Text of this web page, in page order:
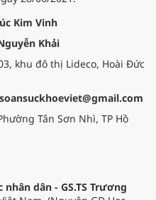
Kim Vinh
Khải
khu đô thị Lideco, Hoài Đức
Tân Sơn Nhì, TP Hồ
nhân dân - GS.TS Trương